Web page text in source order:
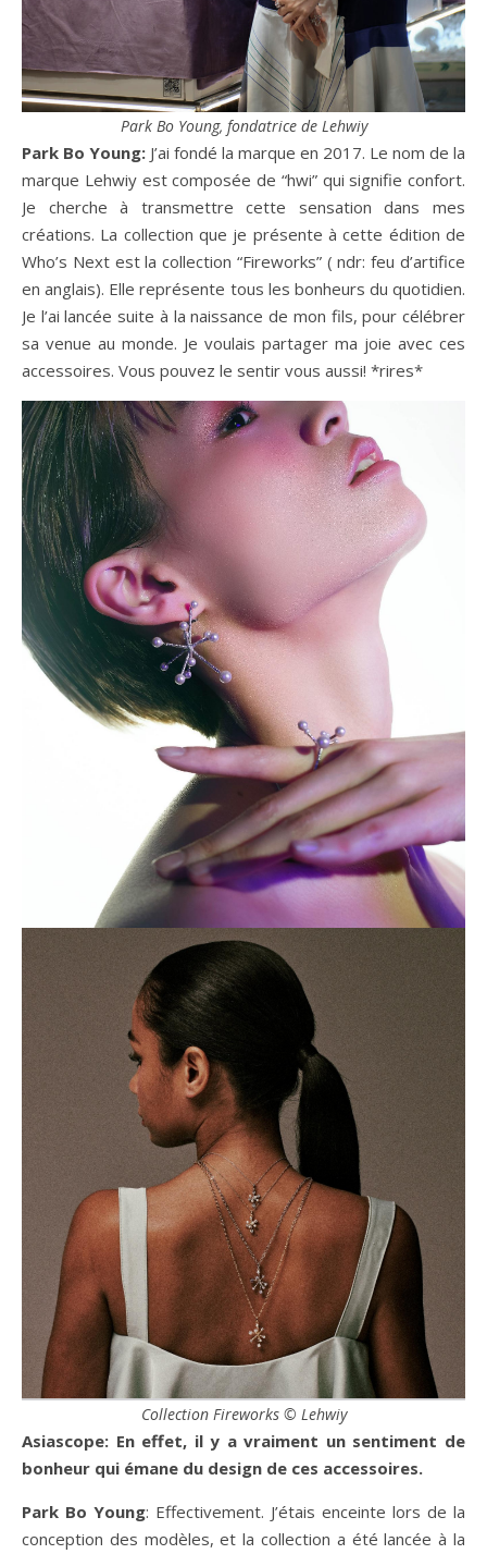
Park Bo Young, fondatrice de Lehwiy
Park Bo Young: J’ai fondé la marque en 2017. Le nom de la
marque Lehwiy est composée de “hwi” qui signifie confort.
Je cherche à transmettre cette sensation dans mes
créations. La collection que je présente à cette édition de
Who’s Next est la collection “Fireworks” ( ndr: feu d’artifice
en anglais). Elle représente tous les bonheurs du quotidien.
Je l’ai lancée suite à la naissance de mon fils, pour célébrer
sa venue au monde. Je voulais partager ma joie avec ces
accessoires. Vous pouvez le sentir vous aussi! *rires*
Collection Fireworks © Lehwiy
Asiascope: En effet, il y a vraiment un sentiment de
bonheur qui émane du design de ces accessoires.
Park Bo Young: Effectivement. J’étais enceinte lors de la
conception des modèles, et la collection a été lancée à la